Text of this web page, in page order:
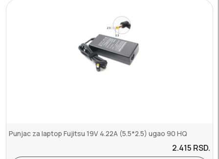
Punjac za laptop Fujitsu 19V 4.22A (5.5*2.5) ugao 90 HQ
2.415 RSD.